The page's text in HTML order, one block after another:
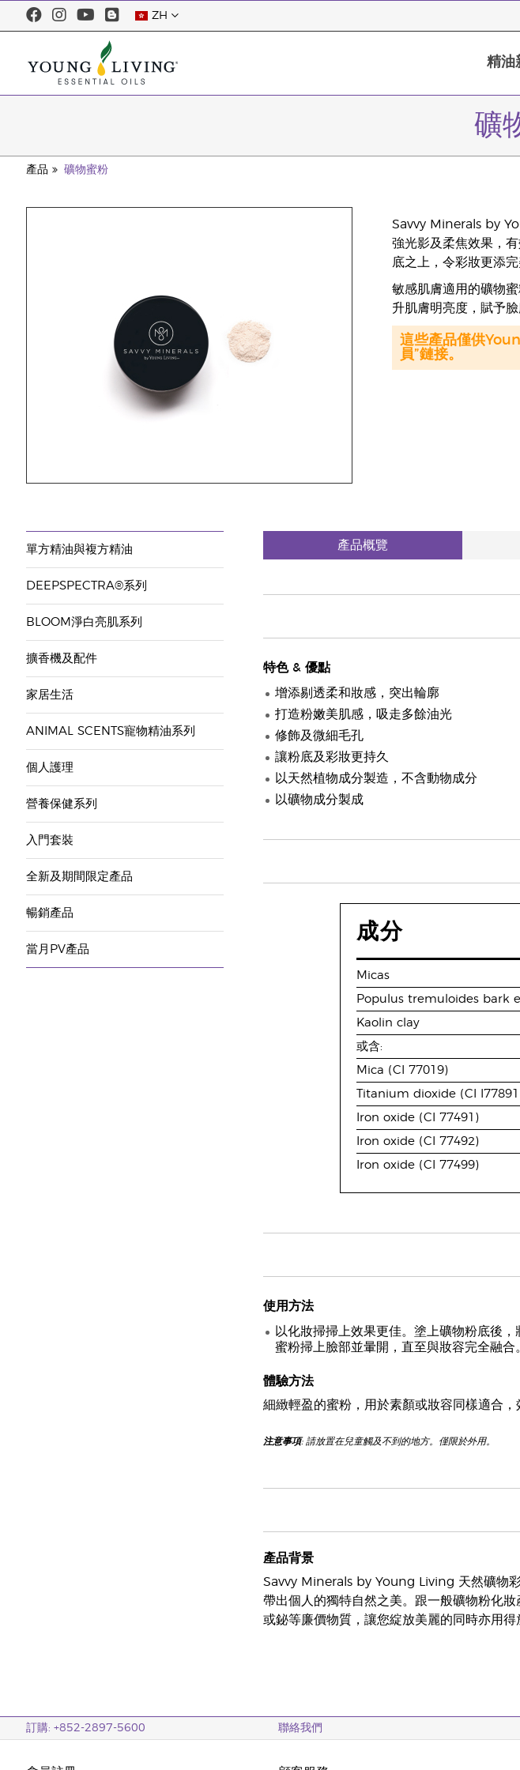
ZH
精油
礦
產品 礦物蜜粉
Savvy Minerals by
強光影及柔焦效果，
底之上，令彩妝更添完
敏感肌膚適用的礦物
升肌膚明亮度，賦予
這些產品僅供
員”鏈接。
單方精油與複方精油
DEEPSPECTRA®系列
BLOOM淨白亮肌系列
擴香機及配件
家居生活
ANIMAL SCENTS寵物精油系列
個人護理
營養保健系列
入門套裝
全新及期間限定產品
暢銷產品
當月PV產品
產品概覽
特色 & 優點
增添剔透柔和妝感，突出輪廓
打造粉嫩美肌感，吸走多餘油光
修飾及微細毛孔
讓粉底及彩妝更持久
以天然植物成分製造，不含動物成分
以礦物成分製成
成分
Micas
Populus tremuloides bark
Kaolin clay
或含:
Mica (CI 77019)
Titanium dioxide (CI
Iron oxide (CI 77491)
Iron oxide (CI 77492)
Iron oxide (CI 77499)
使用方法
以化妝掃掃上效果更佳。塗上礦物粉底後
蜜粉掃上臉部並暈開，直至與妝容完全融合
體驗方法
細緻輕盈的蜜粉，用於素顏或妝容同樣適合
注意事項: 請放置在兒童觸及不到的地方。僅限於外用。
產品背景
Savvy Minerals by Young Living 天然礦物彩
帶出個人的獨特自然之美。跟一般礦物粉化
或鉍等廉價物質，讓您綻放美麗的同時亦用得
訂購: +852-2897-5600 聯絡我們